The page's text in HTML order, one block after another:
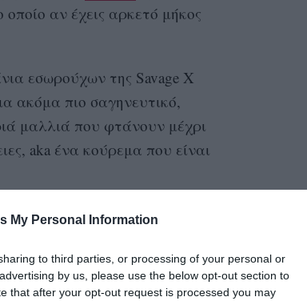
My Personal Information
to third parties, or processing of your personal or
by us, please use the below opt-out section to
that after your opt-out request is processed you may
αν έχεις αρκετό μήκος
εσωρούχων της Savage X
ακόμα πιο σαγηνευτικό,
μαλλιά που φτάνουν μέχρι
aka ένα κούρεμα που είναι